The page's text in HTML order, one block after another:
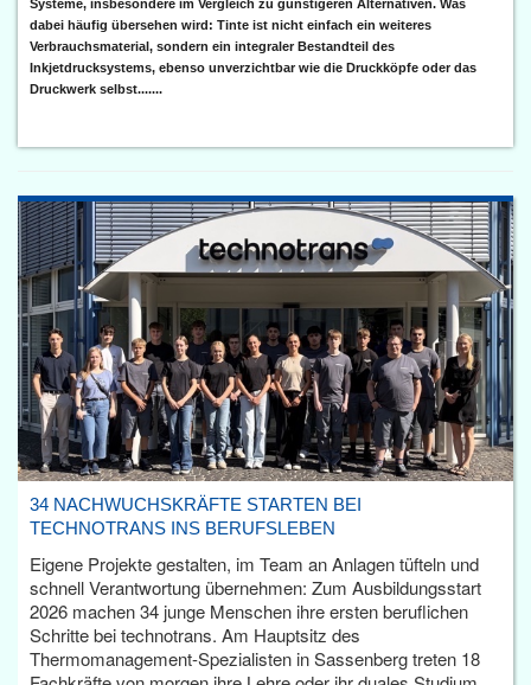
Systeme, insbesondere im Vergleich zu günstigeren Alternativen. Was
dabei häufig übersehen wird: Tinte ist nicht einfach ein weiteres
Verbrauchsmaterial, sondern ein integraler Bestandteil des
Inkjetdrucksystems, ebenso unverzichtbar wie die Druckköpfe oder das
Druckwerk selbst.......
34 NACHWUCHSKRÄFTE STARTEN BEI
TECHNOTRANS INS BERUFSLEBEN
Eigene Projekte gestalten, im Team an Anlagen tüfteln und
schnell Verantwortung übernehmen: Zum Ausbildungsstart
2026 machen 34 junge Menschen ihre ersten beruflichen
Schritte bei technotrans. Am Hauptsitz des
Thermomanagement-Spezialisten in Sassenberg treten 18